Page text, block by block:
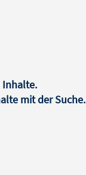
Inhalte.
mit der Suche.